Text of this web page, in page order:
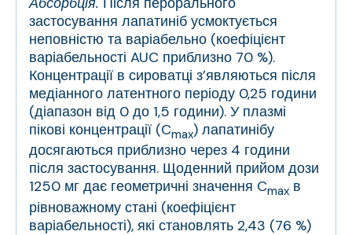
застосування лапатиніб усмоктується
неповністю та варіабельно (коефіцієнт
варіабельності AUC приблизно 70 %).
Концентрації в сироватці з’являються після
медіанного латентного періоду 0,25 години
(діапазон від 0 до 1,5 години). У плазмі
пікові концентрації (Cmax) лапатинібу
досягаються приблизно через 4 години
після застосування. Щоденний прийом дози
1250 мг дає геометричні значення Cmax в
рівноважному стані (коефіцієнт
варіабельності), які становлять 2,43 (76 %)